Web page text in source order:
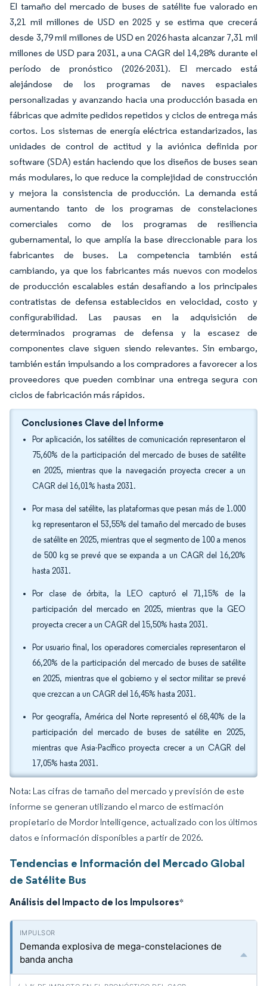
El tamaño del mercado de buses de satélite fue valorado en
3,21 mil millones de USD en 2025 y se estima que crecerá
desde 3,79 mil millones de USD en 2026 hasta alcanzar 7,31 mil
millones de USD para 2031, a una CAGR del 14,28% durante el
período de pronóstico (2026-2031). El mercado está
alejándose de los programas de naves espaciales
personalizadas y avanzando hacia una producción basada en
fábricas que admite pedidos repetidos y ciclos de entrega más
cortos. Los sistemas de energía eléctrica estandarizados, las
unidades de control de actitud y la aviónica definida por
software (SDA) están haciendo que los diseños de buses sean
más modulares, lo que reduce la complejidad de construcción
y mejora la consistencia de producción. La demanda está
aumentando tanto de los programas de constelaciones
comerciales como de los programas de resiliencia
gubernamental, lo que amplía la base direccionable para los
fabricantes de buses. La competencia también está
cambiando, ya que los fabricantes más nuevos con modelos
de producción escalables están desafiando a los principales
contratistas de defensa establecidos en velocidad, costo y
configurabilidad. Las pausas en la adquisición de
determinados programas de defensa y la escasez de
componentes clave siguen siendo relevantes. Sin embargo,
también están impulsando a los compradores a favorecer a los
proveedores que pueden combinar una entrega segura con
ciclos de fabricación más rápidos.
Conclusiones Clave del Informe
Por aplicación, los satélites de comunicación representaron el
75,60% de la participación del mercado de buses de satélite
en 2025, mientras que la navegación proyecta crecer a un
CAGR del 16,01% hasta 2031.
Por masa del satélite, las plataformas que pesan más de 1.000
kg representaron el 53,55% del tamaño del mercado de buses
de satélite en 2025, mientras que el segmento de 100 a menos
de 500 kg se prevé que se expanda a un CAGR del 16,20%
hasta 2031.
Por clase de órbita, la LEO capturó el 71,15% de la
participación del mercado en 2025, mientras que la GEO
proyecta crecer a un CAGR del 15,50% hasta 2031.
Por usuario final, los operadores comerciales representaron el
66,20% de la participación del mercado de buses de satélite
en 2025, mientras que el gobierno y el sector militar se prevé
que crezcan a un CAGR del 16,45% hasta 2031.
Por geografía, América del Norte representó el 68,40% de la
participación del mercado de buses de satélite en 2025,
mientras que Asia-Pacífico proyecta crecer a un CAGR del
17,05% hasta 2031.
Nota: Las cifras de tamaño del mercado y previsión de este
informe se generan utilizando el marco de estimación
propietario de Mordor Intelligence, actualizado con los últimos
datos e información disponibles a partir de 2026.
Tendencias e Información del Mercado Global
de Satélite Bus
Análisis del Impacto de los Impulsores*
Demanda explosiva de mega-constelaciones de
banda ancha